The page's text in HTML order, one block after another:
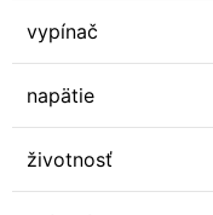
vypínač
napätie
životnosť